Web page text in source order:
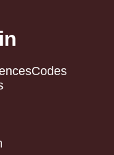
Codes